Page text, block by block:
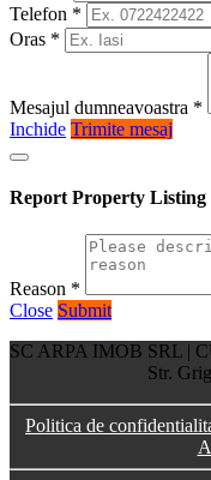
Telefon *
Oras *
Mesajul dumneavoastra *
Inchide Trimite mesaj
Report Property Listing
Reason *
Close Submit
SC ARPA IMOB SRL |
Str.
Politica de